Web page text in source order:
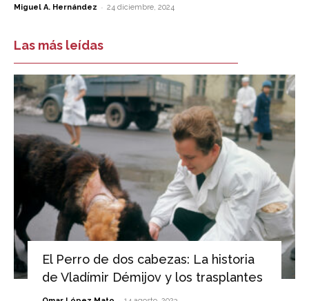
Miguel A. Hernández - 24 diciembre, 2024
Las más leídas
El Perro de dos cabezas: La historia
de Vladímir Démijov y los trasplantes